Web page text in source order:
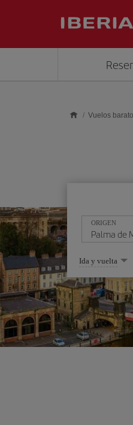
Vuelos
ORIGEN
Seleccione
una
opción
Ida y vuelta